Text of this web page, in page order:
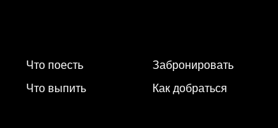
Что поесть
Что выпить
Забронировать
Как добраться